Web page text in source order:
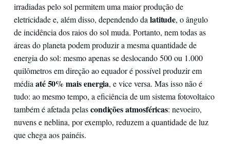
irradiadas pelo sol permitem uma maior produção de
eletricidade e, além disso, dependendo da latitude, o ângulo
de incidência dos raios do sol muda. Portanto, nem todas as
áreas do planeta podem produzir a mesma quantidade de
energia do sol: mesmo apenas se deslocando 500 ou 1.000
quilômetros em direção ao equador é possível produzir em
média até 50% mais energia, e vice versa. Mas isso não é
tudo: ao mesmo tempo, a eficiência de um sistema fotovoltaico
também é afetada pelascondições atmosféricas: nevoeiro,
nuvens e neblina, por exemplo, reduzem a quantidade de luz
que chega aos painéis.